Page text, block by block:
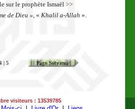
sur le prophète Ismaël >>
de Dieu », « Khalil a-Allah ».
| 5 Page Suivante
visiteurs : 13539785